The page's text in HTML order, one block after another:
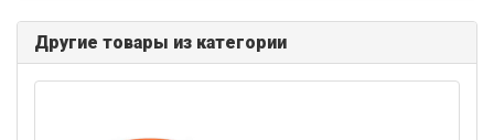
Другие товары из категории